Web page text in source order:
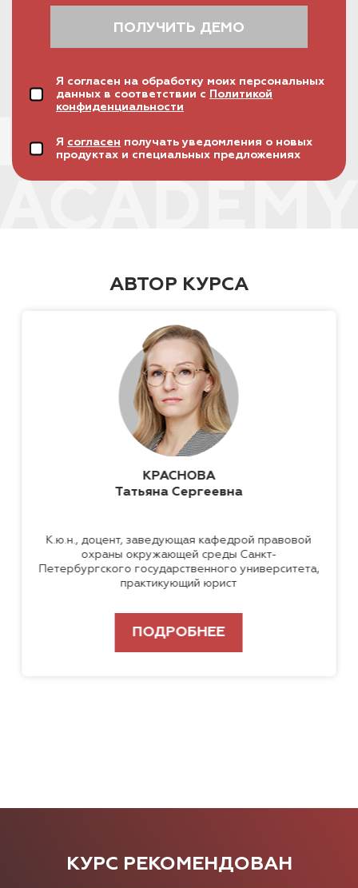
ПОЛУЧИТЬ ДЕМО
Я согласен на обработку моих персональных
данных в соответствии с Политикой
конфиденциальности
Я согласен получать уведомления о новых
продуктах и специальных предложениях
АВТОР КУРСА
КРАСНОВА
Татьяна Сергеевна
К.ю.н., доцент, заведующая кафедрой правовой
охраны окружающей среды Санкт-
Петербургского государственного университета,
практикующий юрист
ПОДРОБНЕЕ
КУРС РЕКОМЕНДОВАН